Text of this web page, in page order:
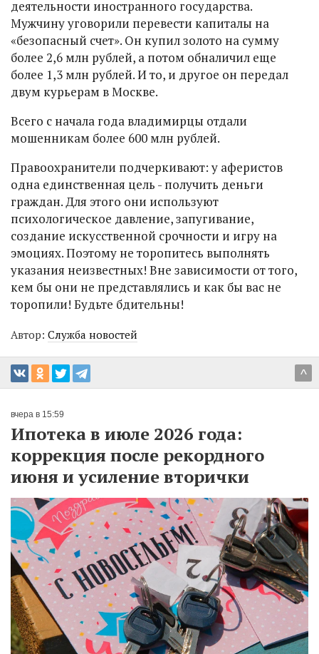
деятельности иностранного государства.
Мужчину уговорили перевести капиталы на
«безопасный счет». Он купил золото на сумму
более 2,6 млн рублей, а потом обналичил еще
более 1,3 млн рублей. И то, и другое он передал
двум курьерам в Москве.
Всего с начала года владимирцы отдали
мошенникам более 600 млн рублей.
Правоохранители подчеркивают: у аферистов
одна единственная цель - получить деньги
граждан. Для этого они используют
психологическое давление, запугивание,
создание искусственной срочности и игру на
эмоциях. Поэтому не торопитесь выполнять
указания неизвестных! Вне зависимости от того,
кем бы они не представлялись и как бы вас не
торопили! Будьте бдительны!
Автор: Служба новостей
^
вчера в 15:59
Ипотека в июле 2026 года:
коррекция после рекордного
июня и усиление вторички